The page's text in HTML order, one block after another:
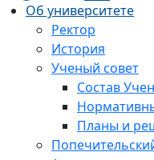
Об университете
Ректор
История
Ученый совет
Состав
Планы и